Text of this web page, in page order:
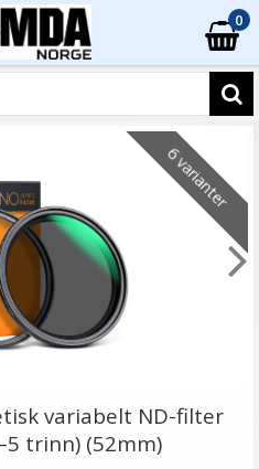
0
6 varianter
variabelt ND-filter
trinn) (52mm)